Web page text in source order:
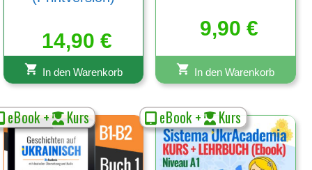
14,90€
In den Warenkorb
9,90 €
In den Warenkorb
eBook + Kurs eBook + Kurs